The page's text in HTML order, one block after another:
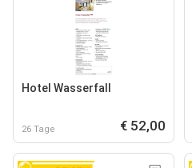
Hotel Wasserfall
26 Tage € 52,00